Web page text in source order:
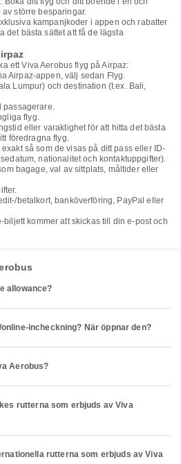
större besparingar.
kampanjkoder i appen och rabatter
det bästa sättet att få de lägsta
ett Viva Aerobus flyg på Airpaz:
Airpaz-appen, välj sedan Flyg.
Lumpur) och destination (t.ex. Bali,
passagerare.
flyg.
eller varaktighet för att hitta det bästa
föredragna flyg.
så som de visas på ditt pass eller ID-
nationalitet och kontaktuppgifter).
bagage, val av sittplats, måltider eller
betalkort, banköverföring, PayPal eller
kommer att skickas till din e-post och
allowance?
incheckning? När öppnar den?
Aerobus?
rutterna som erbjuds av Viva
rutterna som erbjuds av Viva